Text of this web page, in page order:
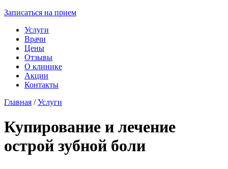
Записаться на прием
Услуги
Врачи
Цены
Отзывы
О клинике
Акции
Контакты
Главная /Услуги
Купирование и лечение
острой зубной боли